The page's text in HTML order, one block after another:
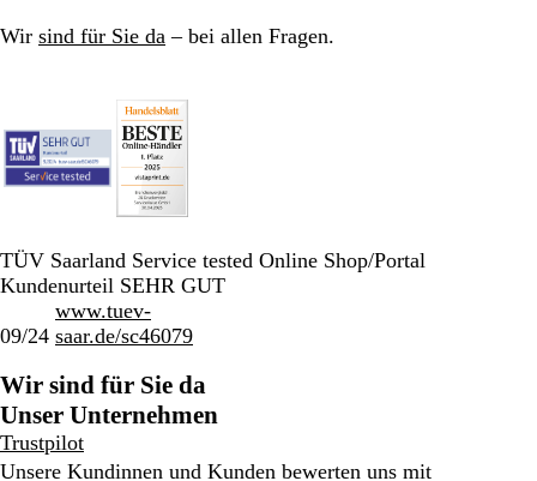
Wir sind für Sie da – bei allen Fragen.
TÜV Saarland Service tested Online Shop/Portal
Kundenurteil SEHR GUT
09/24
www.tuev-
saar.de/sc46079
Wir sind für Sie da
Unser Unternehmen
Trustpilot
Unsere Kundinnen und Kunden bewerten uns mit